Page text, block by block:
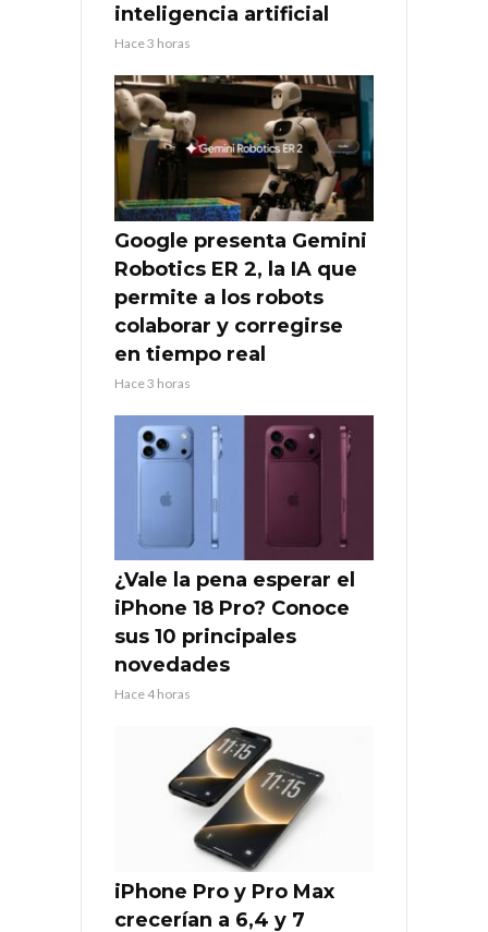
inteligencia artificial
Hace 3 horas
Google presenta Gemini
Robotics ER 2, la IA que
permite a los robots
colaborar y corregirse
en tiempo real
Hace 3 horas
¿Vale la pena esperar el
iPhone 18 Pro? Conoce
sus 10 principales
novedades
Hace 4 horas
iPhone Pro y Pro Max
crecerían a 6,4 y 7